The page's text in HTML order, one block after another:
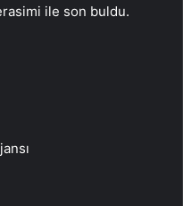
ile son buldu.